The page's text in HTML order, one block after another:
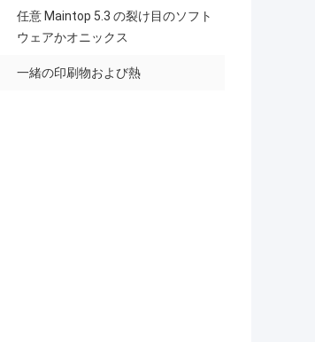
任意 Maintop 5.3 の裂け目のソフト
ウェアかオニックス
一緒の印刷物および熱